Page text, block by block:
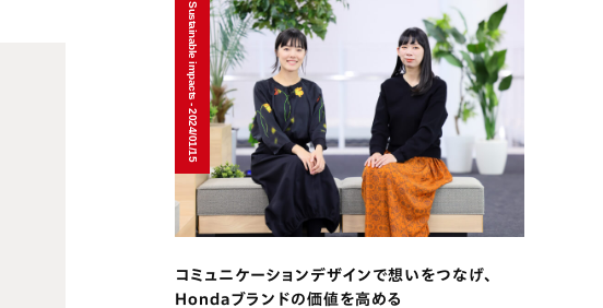
Sustainable impacts - 2024/01/15
コミュニケーションデザインで想いをつなげ、
Hondaブランドの価値を高める